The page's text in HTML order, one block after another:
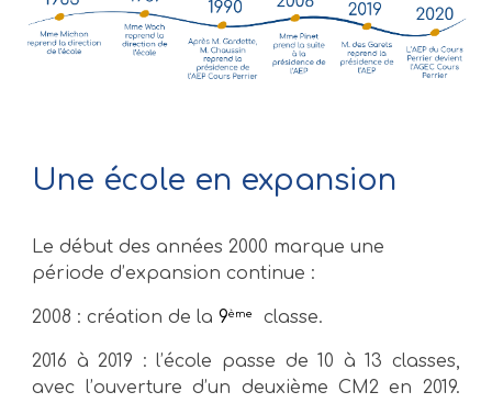
Une école en expansion
Le début des années 2000 marque une
période d’expansion continue :
2008 : création de la9ème classe.
2016 à 2019 : l’école passe de 10 à 13 classes,
avec l’ouverture d’un deuxième CM2 en 2019.